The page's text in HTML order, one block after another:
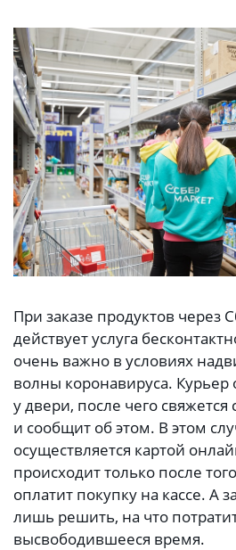
При заказе продуктов через
действует услуга
очень важно в условиях
волны коронавируса. Курьер
у двери, после чего свяжется
и сообщит об этом. В этом
осуществляется картой
происходит только после
оплатит покупку на кассе. А
лишь решить, на что
высвободившееся время.